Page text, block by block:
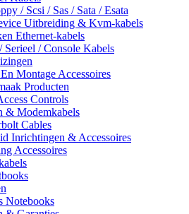
/ Scsi / Sas / Sata / Esata
Uitbreiding & Kvm-kabels
Ethernet-kabels
Serieel / Console Kabels
Montage Accessoires
Producten
Controls
& Modemkabels
Cables
Inrichtingen & Accessoires
Accessoires
Notebooks